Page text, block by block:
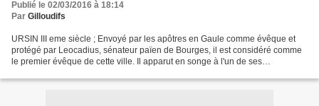
Publié le 02/03/2016 à 18:14
Par Gilloudifs
URSIN III eme siècle ; Envoyé par les apôtres en Gaule comme évêque et
protégé par Leocadius, sénateur païen de Bourges, il est considéré comme
le premier évêque de cette ville. Il apparut en songe à l'un de ses